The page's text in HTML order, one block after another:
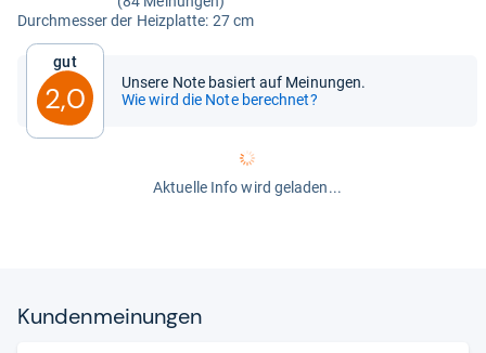
Durch­mes­ser der Heiz­platte: 27 cm
Gut
2,0
Unsere Note basiert auf Meinungen.
Wie wird die Note berechnet?
Aktuelle Info wird geladen...
Kun­den­mei­nun­gen